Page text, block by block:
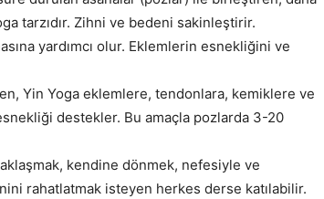
tarzıdır. Zihni ve bedeni sakinleştirir.
yardımcı olur. Eklemlerin esnekliğini ve
Yin Yoga eklemlere, tendonlara, kemiklere ve
destekler. Bu amaçla pozlarda 3-20
kendine dönmek, nefesiyle ve
rahatlatmak isteyen herkes derse katılabilir.